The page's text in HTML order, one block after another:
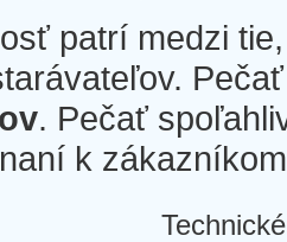
patrí medzi
. Pečať
k